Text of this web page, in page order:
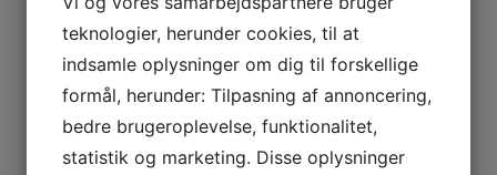
med gode anmeldelser og et solidt ry vil ofte
levere bedre service og kvalitet. Derudover kan
du spørge mekanikeren om priser og
garantier på udført arbejde, så du undgår
ubehagelige overraskelser.
teknologier, herunder cookies, til at
indsamle oplysninger om dig til forskellige
formål, herunder: Tilpasning af annoncering,
bedre brugeroplevelse, funktionalitet,
statistik og marketing. Disse oplysninger